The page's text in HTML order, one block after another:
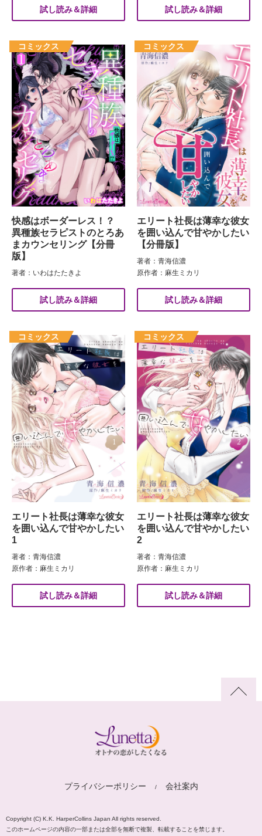
試し読み＆詳細 試し読み＆詳細
快感はボーダーレス！？
異種族セラピストのとろあ
まカウンセリング【分冊
版】
著者：いわはたたきよ
試し読み＆詳細
エリート社長は薄幸な彼女
を囲い込んで甘やかしたい
【分冊版】
著者：青海信濃
原作者：麻生ミカリ
試し読み＆詳細
エリート社長は薄幸な彼女
を囲い込んで甘やかしたい
1
著者：青海信濃
原作者：麻生ミカリ
試し読み＆詳細
エリート社長は薄幸な彼女
を囲い込んで甘やかしたい
2
著者：青海信濃
原作者：麻生ミカリ
試し読み＆詳細
プライバシーポリシー 会社案内
Copyright (C) K.K. HarperCollins Japan All rights reserved.
このホームページの内容の一部または全部を無断で複製、転載することを禁じます。